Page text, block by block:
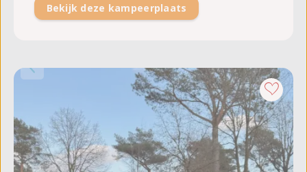
Bekijk deze kampeerplaats